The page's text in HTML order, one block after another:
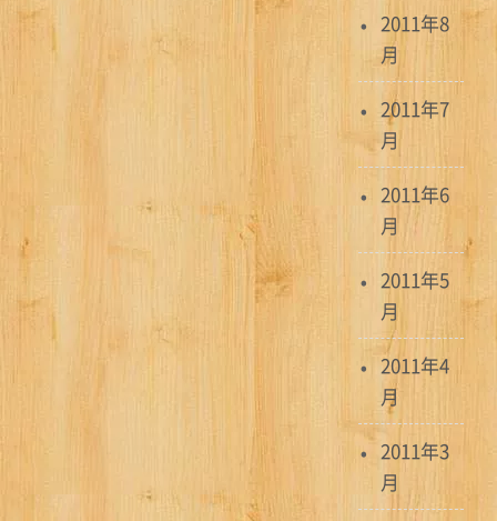
2011年8
月
2011年7
月
2011年6
月
2011年5
月
2011年4
月
2011年3
月